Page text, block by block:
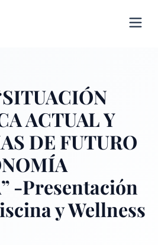
ACTUAL Y
DE FUTURO
-Presentación
y Wellness